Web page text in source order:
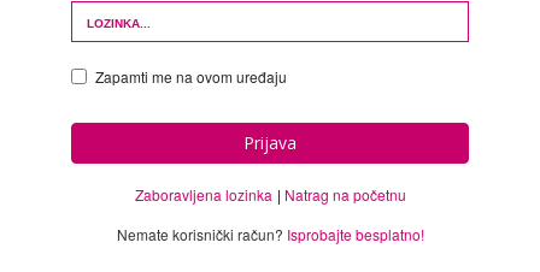
Zapamti me na ovom uređaju
Prijava
Zaboravljena lozinka
Natrag na početnu
Nemate korisnički račun? Isprobajte besplatno!